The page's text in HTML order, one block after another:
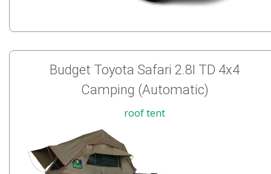
Budget Toyota Safari 2.8l TD 4x4
Camping (Automatic)
roof tent